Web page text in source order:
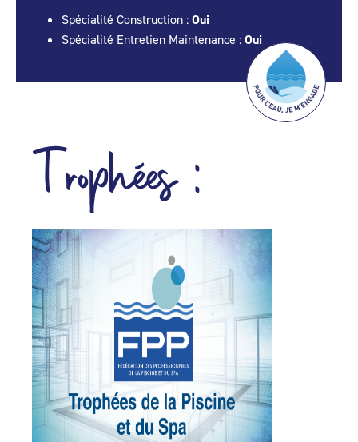
Spécialité Construction : Oui
Spécialité Entretien Maintenance : Oui
Trophées :